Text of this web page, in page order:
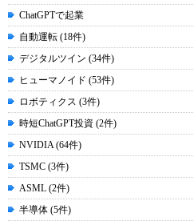
ChatGPTで起業
自動運転 (18件)
デジタルツイン (34件)
ヒューマノイド (53件)
ロボティクス (3件)
時短ChatGPT投資 (2件)
NVIDIA (64件)
TSMC (3件)
ASML (2件)
半導体 (5件)